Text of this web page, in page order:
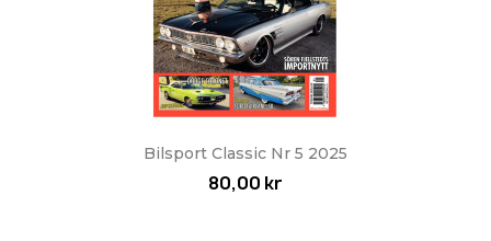
Bilsport Classic Nr 5 2025
80,00 kr